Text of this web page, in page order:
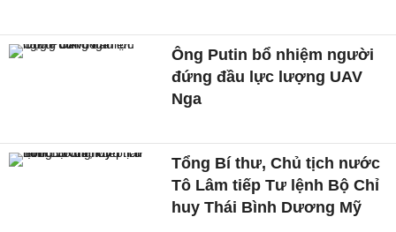
Ông Putin bổ nhiệm người
đứng đầu lực lượng UAV
Nga
Tổng Bí thư, Chủ tịch nước
Tô Lâm tiếp Tư lệnh Bộ Chỉ
huy Thái Bình Dương Mỹ